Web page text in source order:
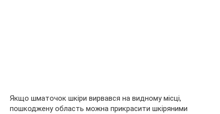
Якщо шматочок шкіри вирвався на видному місці,
пошкоджену область можна прикрасити шкіряними